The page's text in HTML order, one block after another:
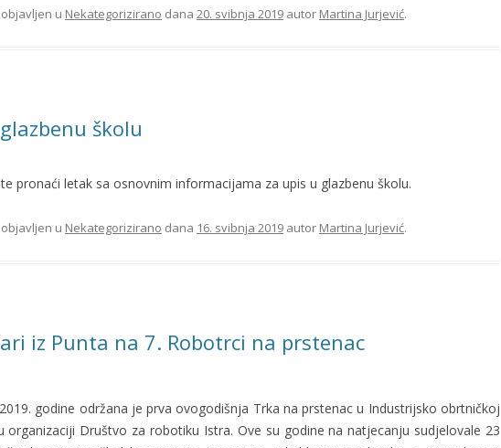
u Nekategorizirano dana 20. svibnja 2019 autor Martina Jurjević.
školu
pronaći letak sa osnovnim informacijama za upis u glazbenu školu.
u Nekategorizirano dana 16. svibnja 2019 autor Martina Jurjević.
iz Punta na 7. Robotrci na prstenac
godine održana je prva ovogodišnja Trka na prstenac u Industrijsko obrtničkoj
organizaciji Društvo za robotiku Istra. Ove su godine na natjecanju sudjelovale 23